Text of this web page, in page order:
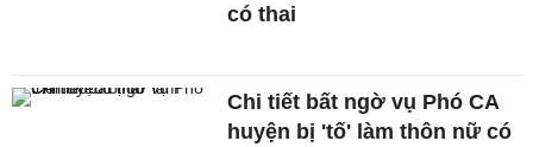
có thai
Chi tiết bất ngờ vụ Phó CA
huyện bị 'tố' làm thôn nữ có